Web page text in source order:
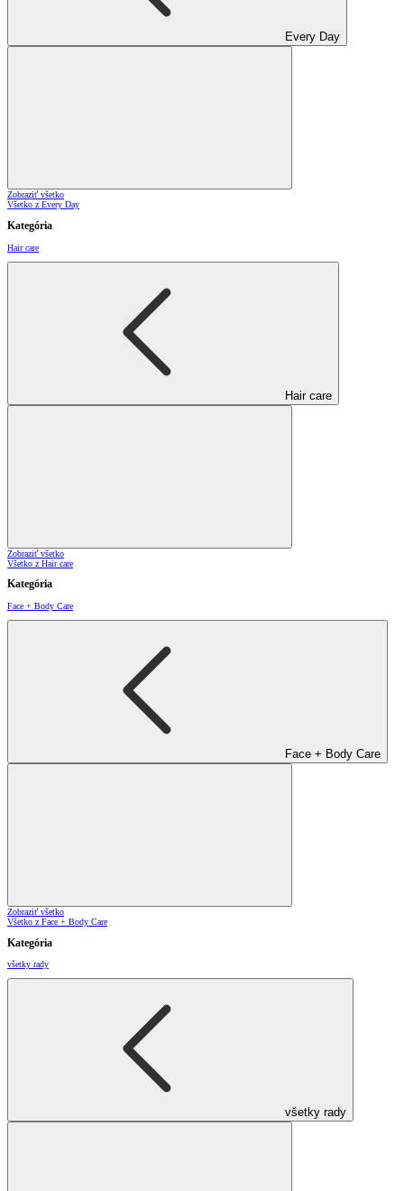
Every Day
Zobraziť všetko
Všetko z Every Day
Kategória
Hair care
Hair care
Zobraziť všetko
Všetko z Hair care
Kategória
Face + Body Care
Face + Body Care
Zobraziť všetko
Všetko z Face + Body Care
Kategória
všetky rady
všetky rady